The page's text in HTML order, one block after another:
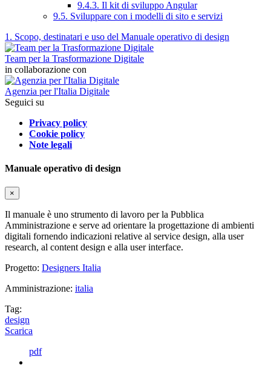
9.4.3. Il kit di sviluppo Angular
9.5. Sviluppare con i modelli di sito e servizi
1. Scopo, destinatari e uso del Manuale operativo di design
Team per la Trasformazione Digitale
in collaborazione con
Agenzia per l'Italia Digitale
Seguici su
Privacy policy
Cookie policy
Note legali
Manuale operativo di design
×
Il manuale è uno strumento di lavoro per la Pubblica
Amministrazione e serve ad orientare la progettazione di ambienti
digitali fornendo indicazioni relative al service design, alla user
research, al content design e alla user interface.
Progetto: Designers Italia
Amministrazione: italia
Tag:
design
Scarica
pdf